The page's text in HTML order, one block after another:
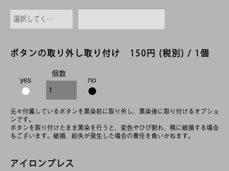
ボタンの取り外し取り付け 150円 (税別) / 1個
yes
個数
no
元々付属しているボタンを黒染前に取り外し、黒染後に取り付けるオプショ
ンです。
ボタンを取り付けたまま黒染を行うと、変色やひび割れ、稀に破損する場合
もございます。破損、紛失が発生した場合の責任を負いかねます。
アイロンプレス